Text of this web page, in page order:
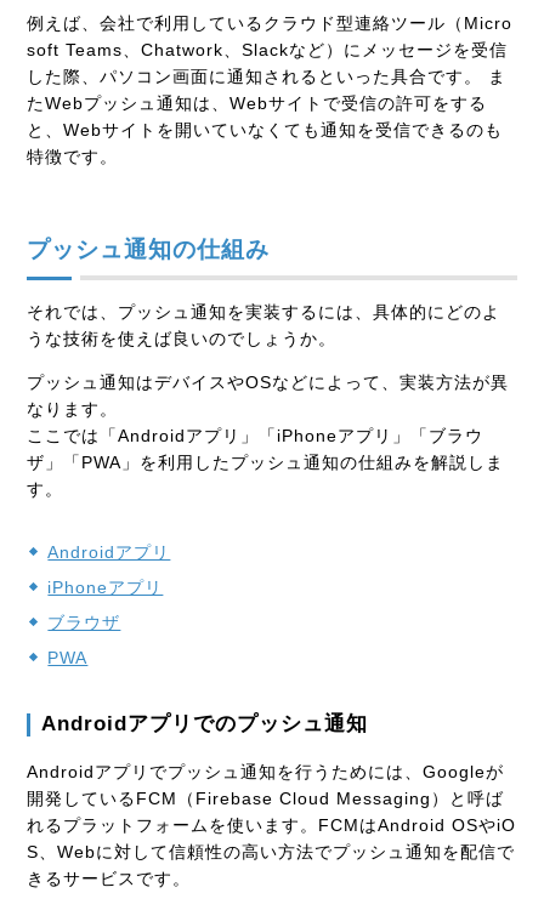
例えば、会社で利用しているクラウド型連絡ツール（Micro
soft Teams、Chatwork、Slackなど）にメッセージを受信
した際、パソコン画面に通知されるといった具合です。 ま
たWebプッシュ通知は、Webサイトで受信の許可をする
と、Webサイトを開いていなくても通知を受信できるのも
特徴です。
プッシュ通知の仕組み
それでは、プッシュ通知を実装するには、具体的にどのよ
うな技術を使えば良いのでしょうか。
プッシュ通知はデバイスやOSなどによって、実装方法が異
なります。
ここでは「Androidアプリ」「iPhoneアプリ」「ブラウ
ザ」「PWA」を利用したプッシュ通知の仕組みを解説しま
す。
Androidアプリ
iPhoneアプリ
ブラウザ
PWA
Androidアプリでのプッシュ通知
Androidアプリでプッシュ通知を行うためには、Googleが
開発しているFCM（Firebase Cloud Messaging）と呼ば
れるプラットフォームを使います。FCMはAndroid OSやiO
S、Webに対して信頼性の高い方法でプッシュ通知を配信で
きるサービスです。